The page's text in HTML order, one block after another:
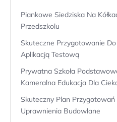
Piankowe Siedziska Na
Przedszkolu
Skuteczne Przygotowanie
Aplikacją Testową
Prywatna Szkoła
Kameralna Edukacja Dla
Skuteczny Plan Przygotowań
Uprawnienia Budowlane